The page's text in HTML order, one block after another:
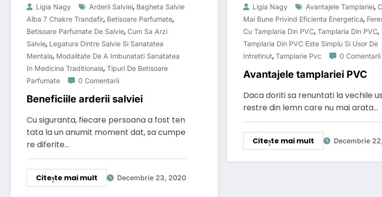
Ligia Nagy Arderii Salviei, Bagheta Salvie
Alba 7 Chakre Trandafir, Betisoare Parfumate,
Betisoare Parfumate De Salvie, Cum Sa Arzi
Salvie, Legatura Dintre Salvie Si Sanatatea
Mentala, Modalitate De A Imbunatati Sanatatea
In Medicina Traditionala, Tipuri De Betisoare
Parfumate
0 Comentarii
Beneficiile arderii salviei
Cu siguranta, fiecare persoana a fost ten
tata la un anumit moment dat, sa cumpe
re diferite…
Citește mai mult Decembrie 23, 2020
Ligia Nagy Avantajele Tamplariei,
Mai Bune Privind Eficienta Energetica,
Cu Tamplaria Din PVC, Tamplaria Din PVC,
Tamplaria Din PVC Este Simplu Si Usor De
Intretinut, Tamplarie Pvc 0 Comentarii
Avantajele tamplariei PVC
Daca doriti sa renuntati la vechile
restre din lemn care nu mai arata…
Citește mai mult Decembrie